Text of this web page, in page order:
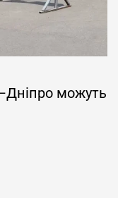
можуть